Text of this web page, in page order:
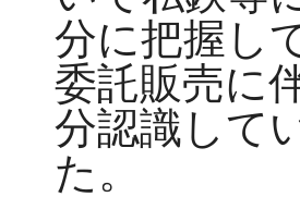
分に把握し
委託販売に
分認識して
た。